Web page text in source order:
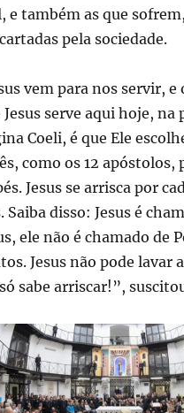
e também as que
pela sociedade.
vem para nos servir, e
Jesus serve aqui hoje, na
Coeli, é que Ele
como os 12 apóstolos,
Jesus se arrisca por
Saiba disso: Jesus é
ele não é chamado de
Jesus não pode lavar
sabe arriscar!”,